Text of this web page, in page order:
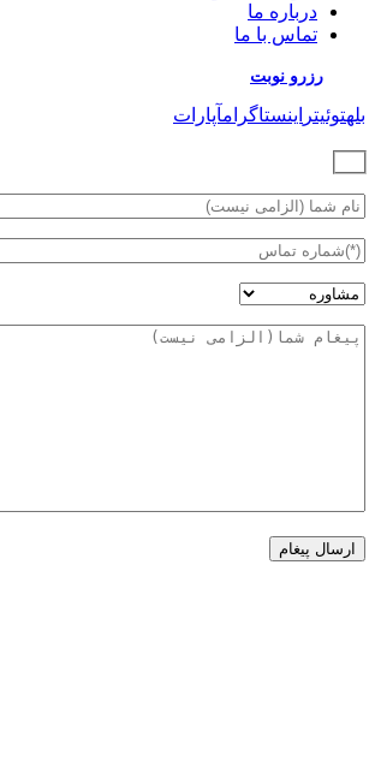
درباره ما
تماس با ما
رزرو نوبت
بلهتوئیتر اینستاگرامآپارات